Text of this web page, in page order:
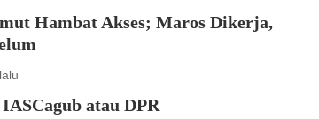
Hambat Akses; Maros Dikerja,
atau DPR